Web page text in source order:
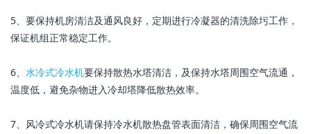
5、要保持机房清洁及通风良好，定期进行冷凝器的清洗除圬工作，
保证机组正常稳定工作。
6、 水冷式冷水机要保持散热水塔清洁，及保持水塔周围空气流通，
温度低，避免杂物进入冷却塔降低散热效率。
7、风冷式冷水机请保持冷水机散热盘管表面清洁，确保周围空气流